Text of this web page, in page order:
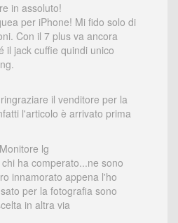
in assoluto!
per iPhone! Mi fido solo di
Con il 7 plus va ancora
il jack cuffie quindi unico
il venditore per la
l'articolo è arrivato prima
lg
ha comperato...ne sono
innamorato appena l'ho
per la fotografia sono
in altra via